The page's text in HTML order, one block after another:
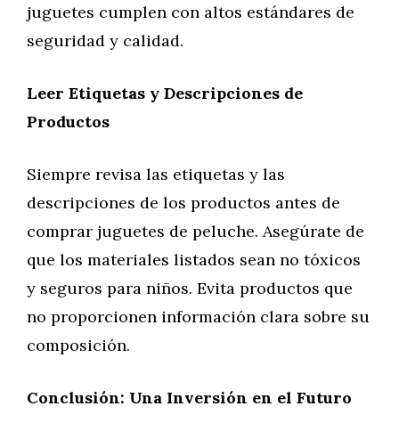
juguetes cumplen con altos estándares de
seguridad y calidad.
Leer Etiquetas y Descripciones de
Productos
Siempre revisa las etiquetas y las
descripciones de los productos antes de
comprar juguetes de peluche. Asegúrate de
que los materiales listados sean no tóxicos
y seguros para niños. Evita productos que
no proporcionen información clara sobre su
composición.
Conclusión: Una Inversión en el Futuro